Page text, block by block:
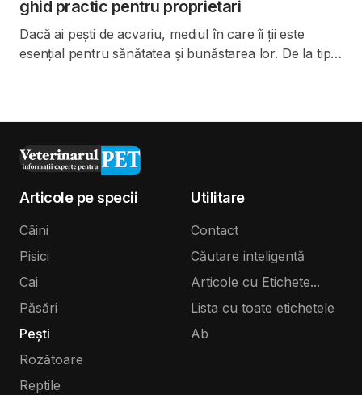
ghid practic pentru proprietari
Dacă ai pești de acvariu, mediul în care îi ții este
esențial pentru sănătatea și bunăstarea lor. De la tipul
Articole pe specii
Câini
Pisici
Cai
Păsări
Pești
Rozătoare
Reptile
Utilitare
Contact
Căutare inteligentă
Articole cu Etichete...
Lista cu toate etichetele
Ab